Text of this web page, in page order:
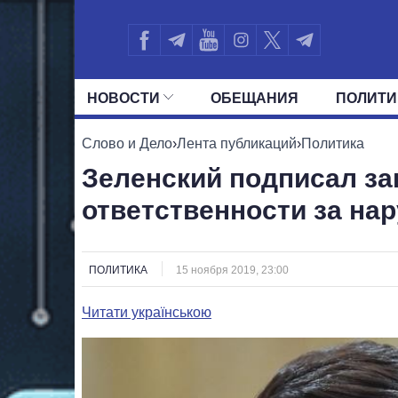
НОВОСТИ ОБЕЩАНИЯ
ВСЕ ПОЛИТИКИ ПРЕЗИДЕНТ И
Слово и Дело›Лента публикаций›Политика
Зеленский подписал
ответственности за
ПОЛИТИКА 15 ноября 2019, 23:00
Читати українською